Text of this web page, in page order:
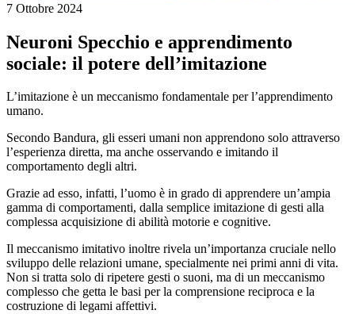
7 Ottobre 2024
Neuroni Specchio e apprendimento
sociale: il potere dell’imitazione
L’imitazione è un meccanismo fondamentale per l’apprendimento
umano.
Secondo Bandura, gli esseri umani non apprendono solo attraverso
l’esperienza diretta, ma anche osservando e imitando il
comportamento degli altri.
Grazie ad esso, infatti, l’uomo è in grado di apprendere un’ampia
gamma di comportamenti, dalla semplice imitazione di gesti alla
complessa acquisizione di abilità motorie e cognitive.
Il meccanismo imitativo inoltre rivela un’importanza cruciale nello
sviluppo delle relazioni umane, specialmente nei primi anni di vita.
Non si tratta solo di ripetere gesti o suoni, ma di un meccanismo
complesso che getta le basi per la comprensione reciproca e la
costruzione di legami affettivi.